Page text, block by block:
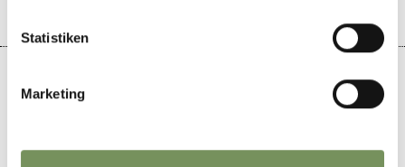
Statistiken
Marketing